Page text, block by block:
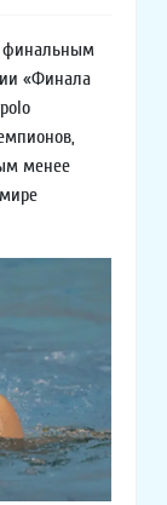
финальным
«Финала
менее